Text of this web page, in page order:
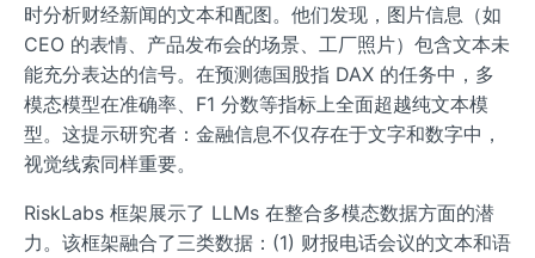
时分析财经新闻的文本和配图。他们发现，图片信息（如
CEO 的表情、产品发布会的场景、工厂照片）包含文本未
能充分表达的信号。在预测德国股指 DAX 的任务中，多
模态模型在准确率、F1 分数等指标上全面超越纯文本模
型。这提示研究者：金融信息不仅存在于文字和数字中，
视觉线索同样重要。
RiskLabs 框架展示了 LLMs 在整合多模态数据方面的潜
力。该框架融合了三类数据：(1) 财报电话会议的文本和语